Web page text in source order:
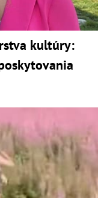
kultúry: